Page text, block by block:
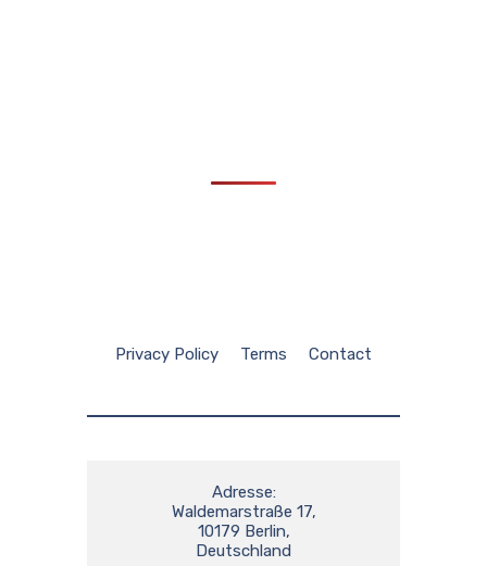
Privacy Policy Terms Contact
Adresse:
Waldemarstraße 17,
10179 Berlin,
Deutschland